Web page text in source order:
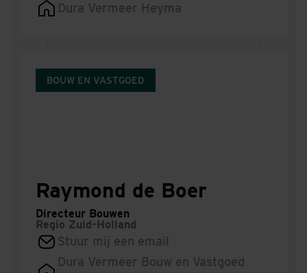
Dura Vermeer Heyma
BOUW EN VASTGOED
Raymond de Boer
Directeur Bouwen
Regio Zuid-Holland
Stuur mij een email
Dura Vermeer Bouw en Vastgoed